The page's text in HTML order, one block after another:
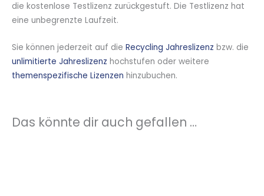
die kostenlose Testlizenz zurückgestuft. Die Testlizenz hat
eine unbegrenzte Laufzeit.
Sie können jederzeit auf die Recycling Jahreslizenz bzw. die
unlimitierte Jahreslizenz hochstufen oder weitere
themenspezifische Lizenzen hinzubuchen.
Das könnte dir auch gefallen …